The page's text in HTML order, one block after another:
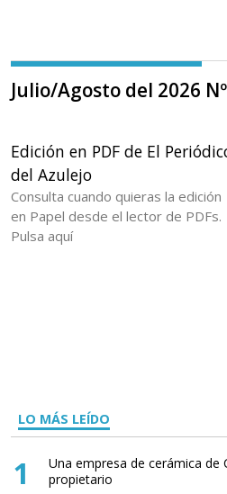
Julio/Agosto del 2026
Edición en PDF de El
del Azulejo
Consulta cuando quieras la edición
en Papel desde el lector de PDFs.
Pulsa aquí
LO MÁS LEÍDO
1
Una empresa de cerámica de
propietario